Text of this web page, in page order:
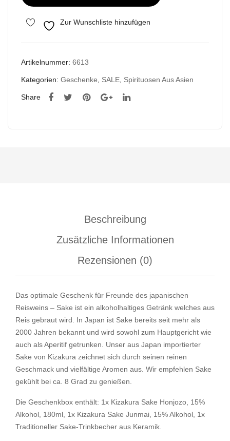
Trinkbecher
Menge
Zur Wunschliste hinzufügen
Artikelnummer: 6613
Kategorien: Geschenke SALE Spirituosen Aus Asien
Share
Beschreibung
Zusätzliche Informationen
Rezensionen (0)
Das optimale Geschenk für Freunde des japanischen
Reisweins – Sake ist ein alkoholhaltiges Getränk welches aus
Reis gebraut wird. In Japan ist Sake bereits seit mehr als
2000 Jahren bekannt und wird sowohl zum Hauptgericht wie
auch als Aperitif getrunken. Unser aus Japan importierter
Sake von Kizakura zeichnet sich durch seinen reinen
Geschmack und vielfältige Aromen aus. Wir empfehlen Sake
gekühlt bei ca. 8 Grad zu genießen.
Die Geschenkbox enthält: 1x Kizakura Sake Honjozo, 15%
Alkohol, 180ml, 1x Kizakura Sake Junmai, 15% Alkohol, 1x
Traditioneller Sake-Trinkbecher aus Keramik.